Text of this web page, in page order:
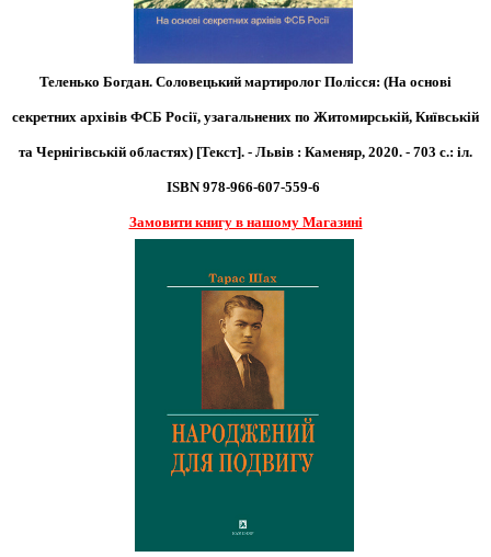
Теленько Богдан. Соловецький мартиролог Полісся: (На основі
секретних архівів ФСБ Росії, узагальнених по Житомирській, Київській
та Чернігівській областях) [Текст]. - Львів : Каменяр, 2020. - 703 с.: іл.
ISBN 978-966-607-559-6
Замовити книгу в нашому Магазині